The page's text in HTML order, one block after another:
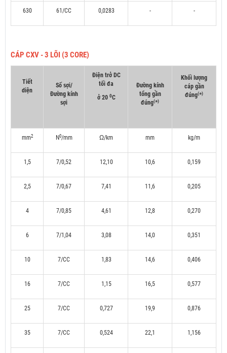
630 61/CC 0,0283 - -
CÁP CXV - 3 LÕI (3 CORE)
Tiết
diện
Số sợi/
Đường kính
sợi
Điện trở DC
tối đa
ở 20 0C
Đường kính
tổng gần
đúng(*)
Khối lượng
cáp gần
đúng(*)
mm2 N0/mm Ω/km mm kg/m
1,5 7/0,52 12,10 10,6 0,159
2,5 7/0,67 7,41 11,6 0,205
4 7/0,85 4,61 12,8 0,270
6 7/1,04 3,08 14,0 0,351
10 7/CC 1,83 14,6 0,406
16 7/CC 1,15 16,5 0,577
25 7/CC 0,727 19,9 0,876
35 7/CC 0,524 22,1 1,156